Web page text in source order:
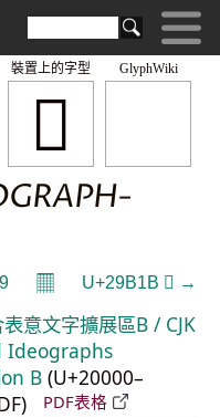
GlyphWiki
𩬚
裝置上的字型
𝄜 U+29B1B 𩬛 →
表意文字擴展區B / CJK
Ideographs
B (U+20000–
PDF表格